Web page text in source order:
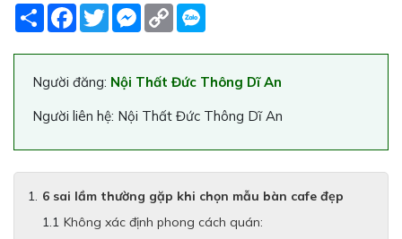
Share Facebook
TwitterMessenger
Copy
Link
Người đăng: Nội Thất Đức Thông Dĩ An
Người liên hệ: Nội Thất Đức Thông Dĩ An
6 sai lầm thường gặp khi chọn mẫu bàn cafe đẹp
Không xác định phong cách quán: